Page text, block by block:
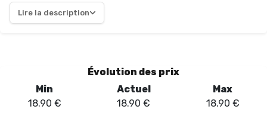
il se glisse facilement dans une poche, tout en offrant une prise
en main agréable. La performance de ce dispositif est
apprécieront la variété des réglages de puissance, permettant
Lire la description
Évolution des prix
Min
18.90 €
Actuel
18.90 €
Max
18.90 €